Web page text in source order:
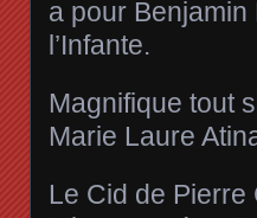
a pour
l’Infante.
Magnifique tout
Marie Laure
Le Cid de Pierre